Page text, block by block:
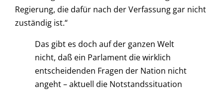
Regierung, die dafür nach der Verfassung gar nicht
zuständig ist.“
Das gibt es doch auf der ganzen Welt
nicht, daß ein Parlament die wirklich
entscheidenden Fragen der Nation nicht
angeht – aktuell die Notstandssituation